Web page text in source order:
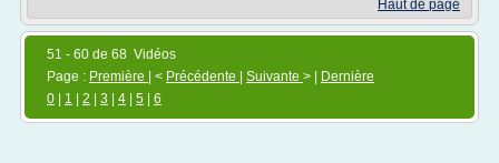
Haut de page
51 - 60 de 68 Vidéos
Page : Première | < Précédente Suivante > |
Dernière
0
1 2 3 4 5 6